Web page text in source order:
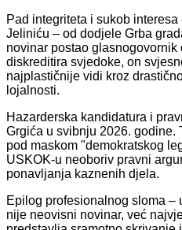
Pad integriteta i sukob
Jeliniću – od dodjele Grba
novinar postao
diskreditira svjedoke, on
najplastičnije vidi kroz
lojalnosti.
Hazarderska kandidatura i
Grgića u svibnju 2026. godine.
pod maskom "demokratskog
USKOK-u neoboriv pravni
ponavljanja kaznenih djela.
Epilog profesionalnog sloma –
nije neovisni novinar, već